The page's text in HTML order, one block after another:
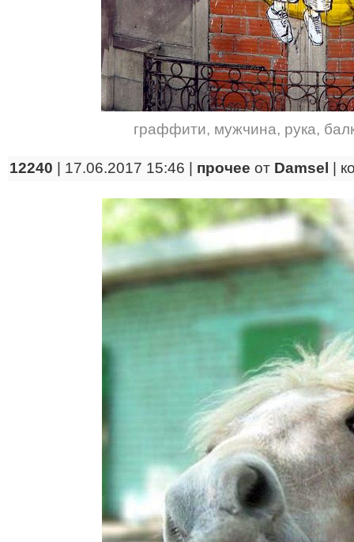
граффити, мужчина, рука,
12240 | 17.06.2017 15:46 | прочее от Damsel